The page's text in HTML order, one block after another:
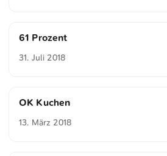
61 Prozent
31. Juli 2018
OK Kuchen
13. März 2018